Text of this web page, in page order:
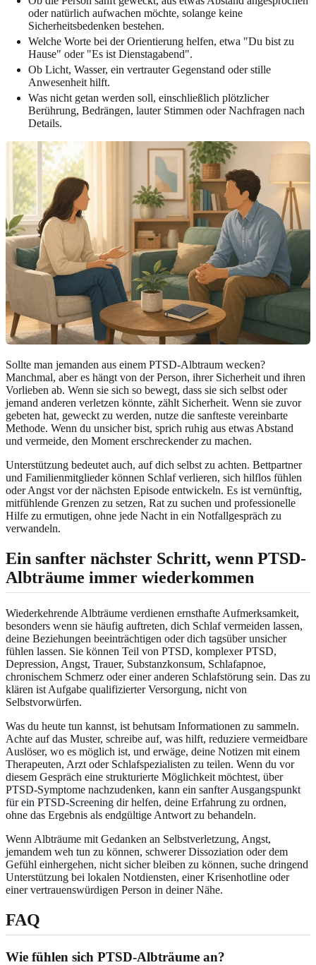
oder natürlich aufwachen möchte, solange keine
Sicherheitsbedenken bestehen.
Welche Worte bei der Orientierung helfen, etwa "Du bist zu
Hause" oder "Es ist Dienstagabend".
Ob Licht, Wasser, ein vertrauter Gegenstand oder stille
Anwesenheit hilft.
Was nicht getan werden soll, einschließlich plötzlicher
Berührung, Bedrängen, lauter Stimmen oder Nachfragen nach
Details.
Sollte man jemanden aus einem PTSD-Albtraum wecken?
Manchmal, aber es hängt von der Person, ihrer Sicherheit und ihren
Vorlieben ab. Wenn sie sich so bewegt, dass sie sich selbst oder
jemand anderen verletzen könnte, zählt Sicherheit. Wenn sie zuvor
gebeten hat, geweckt zu werden, nutze die sanfteste vereinbarte
Methode. Wenn du unsicher bist, sprich ruhig aus etwas Abstand
und vermeide, den Moment erschreckender zu machen.
Unterstützung bedeutet auch, auf dich selbst zu achten. Bettpartner
und Familienmitglieder können Schlaf verlieren, sich hilflos fühlen
oder Angst vor der nächsten Episode entwickeln. Es ist vernünftig,
mitfühlende Grenzen zu setzen, Rat zu suchen und professionelle
Hilfe zu ermutigen, ohne jede Nacht in ein Notfallgespräch zu
verwandeln.
Ein sanfter nächster Schritt, wenn PTSD-
Albträume immer wiederkommen
Wiederkehrende Albträume verdienen ernsthafte Aufmerksamkeit,
besonders wenn sie häufig auftreten, dich Schlaf vermeiden lassen,
deine Beziehungen beeinträchtigen oder dich tagsüber unsicher
fühlen lassen. Sie können Teil von PTSD, komplexer PTSD,
Depression, Angst, Trauer, Substanzkonsum, Schlafapnoe,
chronischem Schmerz oder einer anderen Schlafstörung sein. Das zu
klären ist Aufgabe qualifizierter Versorgung, nicht von
Selbstvorwürfen.
Was du heute tun kannst, ist behutsam Informationen zu sammeln.
Achte auf das Muster, schreibe auf, was hilft, reduziere vermeidbare
Auslöser, wo es möglich ist, und erwäge, deine Notizen mit einem
Therapeuten, Arzt oder Schlafspezialisten zu teilen. Wenn du vor
diesem Gespräch eine strukturierte Möglichkeit möchtest, über
PTSD-Symptome nachzudenken, kann ein sanfter Ausgangspunkt
für ein PTSD-Screening dir helfen, deine Erfahrung zu ordnen,
ohne das Ergebnis als endgültige Antwort zu behandeln.
Wenn Albträume mit Gedanken an Selbstverletzung, Angst,
jemandem weh tun zu können, schwerer Dissoziation oder dem
Gefühl einhergehen, nicht sicher bleiben zu können, suche dringend
Unterstützung bei lokalen Notdiensten, einer Krisenhotline oder
einer vertrauenswürdigen Person in deiner Nähe.
FAQ
Wie fühlen sich PTSD-Albträume an?